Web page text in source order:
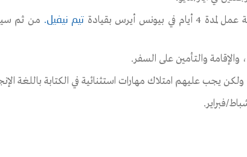
أيرس بقيادة
تيم نيفيل. من ثم
والتأمين على السفر.
يجب عليهم امتلاك مهارات استثنائية في الكتابة باللغة